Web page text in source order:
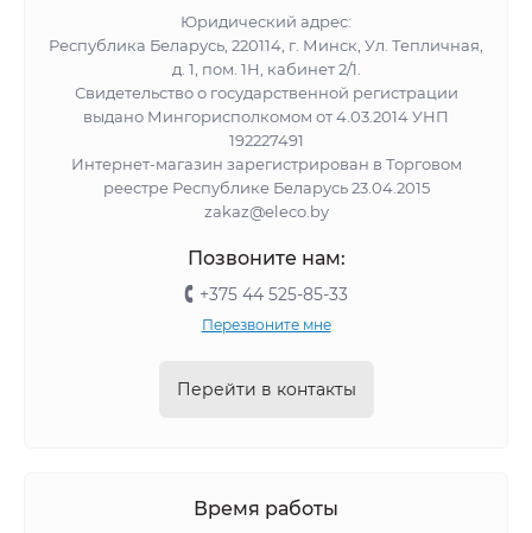
Юридический адрес:
Республика Беларусь, 220114, г. Минск, Ул. Тепличная,
д. 1, пом. 1Н, кабинет 2/1.
Свидетельство о государственной регистрации
выдано Мингорисполкомом от 4.03.2014 УНП
192227491
Интернет-магазин зарегистрирован в Торговом
реестре Республике Беларусь 23.04.2015
zakaz@eleco.by
Позвоните нам:
+375 44 525-85-33
Перезвоните мне
Перейти в контакты
Время работы